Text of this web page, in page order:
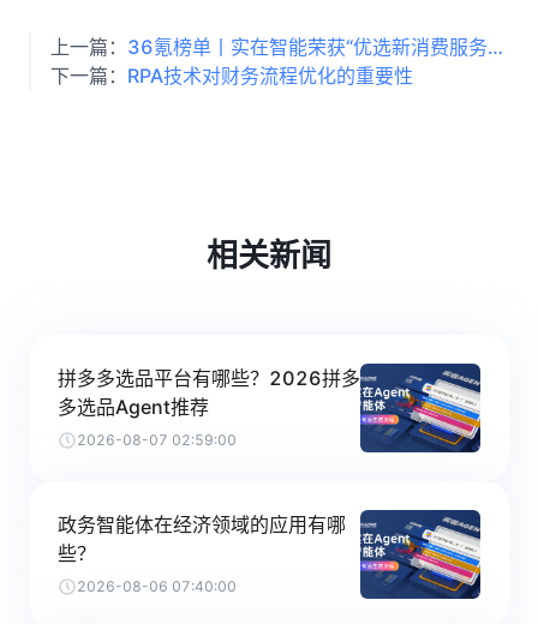
上一篇：
36氪榜单丨实在智能荣获“优选新消费服务商”，消费品牌首选的数智化专家
下一篇： RPA技术对财务流程优化的重要性
相关新闻
拼多多选品平台有哪些？2026拼多
多选品Agent推荐
2026-08-07 02:59:00
政务智能体在经济领域的应用有哪
些？
2026-08-06 07:40:00